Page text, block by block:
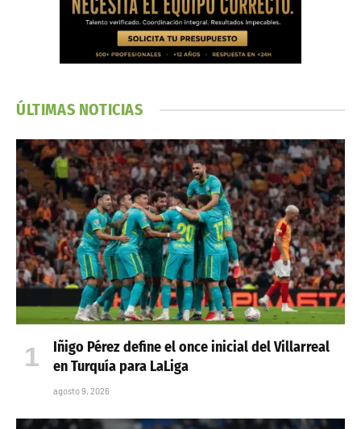
ÚLTIMAS NOTICIAS
Iñigo Pérez define el once inicial del Villarreal
en Turquía para LaLiga
agosto 9, 2026